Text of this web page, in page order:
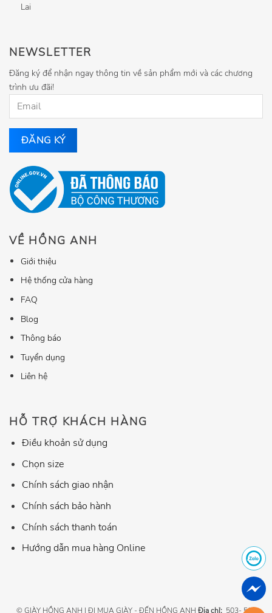
NEWSLETTER
Đăng ký để nhận ngay thông tin về sản phẩm mới và các chương
trình ưu đãi!
VỀ HỒNG ANH
Giới thiệu
Hệ thống cửa hàng
FAQ
Blog
Thông báo
Tuyển dụng
Liên hệ
HỖ TRỢ KHÁCH HÀNG
Điều khoản sử dụng
Chọn size
Chính sách giao nhận
Chính sách bảo hành
Chính sách thanh toán
Hướng dẫn mua hàng Online
Lai
© GIÀY HỒNG ANH | ĐI MUA GIÀY - ĐẾN HỒNG ANH Địa chỉ: 503- 507